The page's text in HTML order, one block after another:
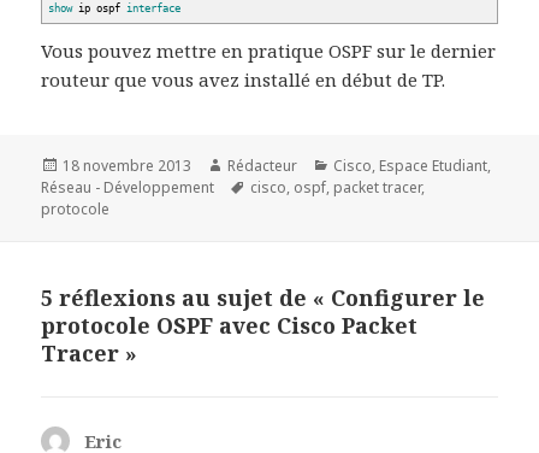
showip ospf interface
Vous pouvez mettre en pratique OSPF sur le dernier
routeur que vous avez installé en début de TP.
Publié
le
18 novembre 2013 Auteur
Rédacteur Catégories
Cisco, Espace Etudiant,
Réseau - Développement
Mots-
cisco, ospf, packet tracer,
protocole
5 réflexions au sujet de « Configurer le
protocole OSPF avec Cisco Packet
Tracer »
Eric